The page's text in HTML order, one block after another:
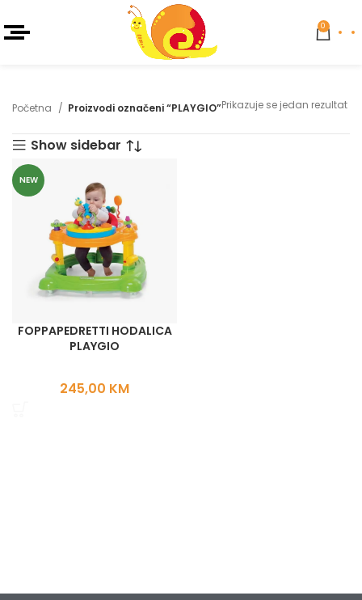
0
Početna Proizvodi označeni “PLAYGIO”Prikazuje se jedan rezultat
Show sidebar
NEW
FOPPAPEDRETTI HODALICA
PLAYGIO
245,00 KM